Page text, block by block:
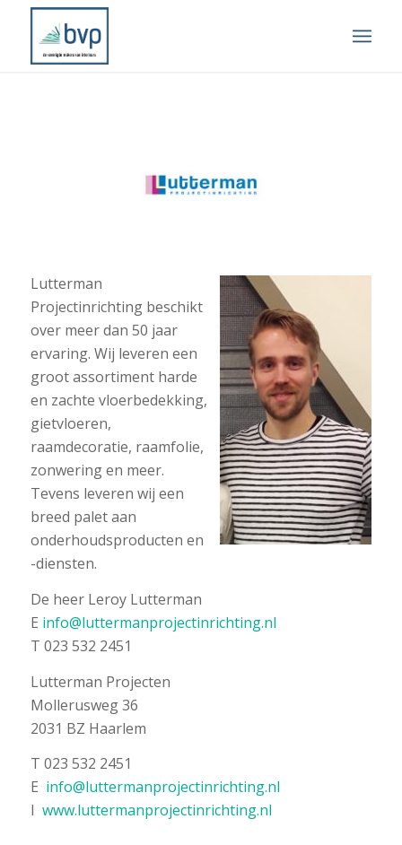
Lutterman
Projectinrichting beschikt
over meer dan 50 jaar
ervaring. Wij leveren een
groot assortiment harde
en zachte vloerbedekking,
gietvloeren,
raamdecoratie, raamfolie,
zonwering en meer.
Tevens leveren wij een
breed palet aan
onderhoudsproducten en
-diensten.
De heer Leroy Lutterman
E info@luttermanprojectinrichting.nl
T 023 532 2451
Lutterman Projecten
Mollerusweg 36
2031 BZ Haarlem
T 023 532 2451
E info@luttermanprojectinrichting.nl
I www.luttermanprojectinrichting.nl